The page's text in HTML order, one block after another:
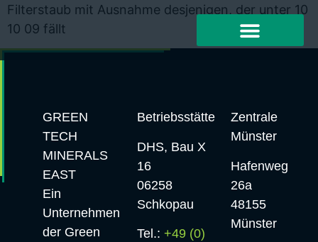
Filterstaub mit Ausnahme desjenigen, der unter 10
10 09 fällt
GREEN
TECH
MINERALS
EAST
Ein
Unternehmen
der Green
Betriebsstätte
DHS, Bau X
16
06258
Schkopau
Tel.: +49 (0)
Zentrale
Münster
Hafenweg
26a
48155
Münster